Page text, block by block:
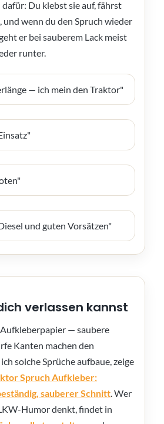
dafür: Du klebst sie auf, fährst
und wenn du den Spruch wieder
er bei sauberem Lack meist
runter.
— ich mein den Traktor"
und guten Vorsätzen"
verlassen kannst
— saubere
Kanten machen den
solche Sprüche aufbaue, zeige
Spruch Aufkleber:
sauberer Schnitt. Wer
Humor denkt, findet in